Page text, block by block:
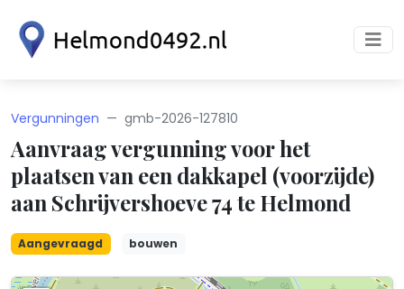
Vergunningen gmb-2026-127810
Aanvraag vergunning voor het
plaatsen van een dakkapel (voorzijde)
aan Schrijvershoeve 74 te Helmond
Aangevraagd bouwen